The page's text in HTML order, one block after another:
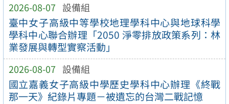
2026-08-07 設備組
臺中女子高級中等學校地理學科中心與地球科學
學科中心聯合辦理「2050 淨零排放政策系列：林
業發展與轉型實察活動」
2026-08-07 設備組
國立嘉義女子高級中學歷史學科中心辦理《終戰
那一天》紀錄片專題－被遺忘的台灣二戰記憶